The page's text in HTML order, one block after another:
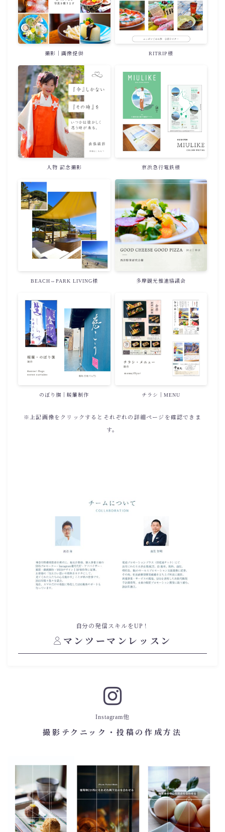
撮影｜画像提供 RITRIP様
人物 記念撮影 京浜急行電鉄様
BEACH⇔PARK LIVING様 多摩観光推進協議会
のぼり旗｜暖簾制作 チラシ｜MENU
※上記画像をクリックするとそれぞれの詳細ページを確認できま
す。
自分の発信スキルをUP！
マンツーマンレッスン
Instagram他
撮影テクニック・投稿の作成方法